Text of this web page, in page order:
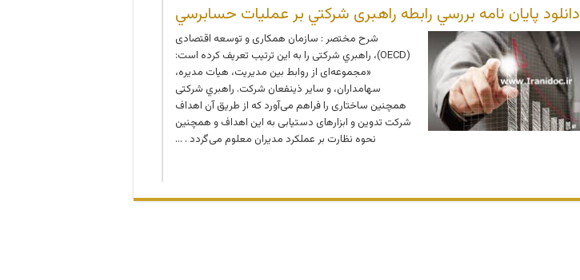
دانلود پایان نامه بررسي رابطه راهبری شركتي بر عملیات حسابرسي
شرح مختصر : سازمان همکاری و توسعه اقتصادی
(OECD)، راهبري شرکتی را به این ترتیب تعریف کرده است:
«مجموعه‌ای از روابط بین مدیریت، هیات مدیره،
سهامداران، و سایر ذینفعان شرکت. راهبري شرکتی
همچنین ساختاری را فراهم می‌آورد که از طریق آن اهداف
شرکت تدوین و ابزارهای دستیابی به این اهداف و همچنین
نحوه نظارت بر عملکرد مدیران معلوم می‌گردد . …